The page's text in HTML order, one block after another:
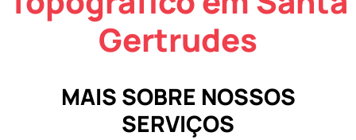
Gertrudes
MAIS SOBRE NOSSOS
SERVIÇOS